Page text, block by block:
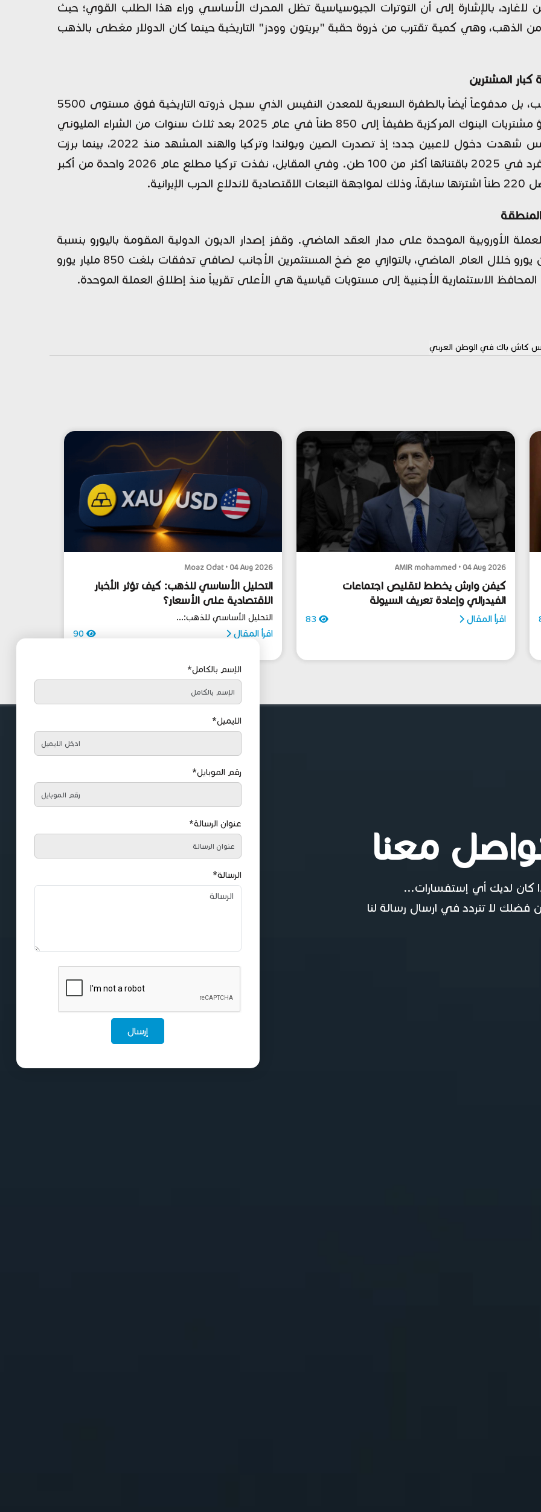
لاغارد، بالإشارة إلى أن التوترات الجيوسياسية تظل المحرك الأساسي وراء هذا الطلب القوي؛ حيث
حالياً أكثر من 36 ألف طن من الذهب، وهي كمية تقترب من ذروة حقبة "بريتون وودز" التاريخية حينما كان الدولار مغطى بالذهب
المشترين
لم يكن الصعود نتيجة الكميات المشتراة فحسب، بل مدفوعاً أيضاً بالطفرة السعرية للمعدن النفيس الذي سجل ذروته التاريخية فوق مستوى 5500
دولار للأونصة في يناير الماضي. وبرغم تباطؤ مشتريات البنوك المركزية طفيفاً إلى 850 طناً في عام 2025 بعد ثلاث سنوات من الشراء المليوني
(فوق 1000 طن سنوياً)، إلا أن خريطة التكديس شهدت دخول لاعبين جدد؛ إذ تصدرت الصين وبولندا وتركيا والهند المشهد منذ 2022، بينما برزت
شركة "تيثر" للعملات الرقمية كأكبر مشترٍ منفرد في 2025 باقتنائها أكثر من 100 طن. وفي المقابل، نفذت تركيا مطلع عام 2026 واحدة من أكبر
للعملة الأوروبية الموحدة على مدار العقد الماضي. وقفز إصدار الديون الدولية المقومة باليورو بنسبة
30% ليصل إلى مستوى قياسي ناهز تريليون يورو خلال العام الماضي، بالتوازي مع ضخ المستثمرين الأجانب لصافي تدفقات بلغت 850 مليار يورو
الاستثمارية الأجنبية إلى مستويات قياسية هي الأعلى تقريباً منذ إطلاق العملة الموحدة.
كاش باك في الوطن العربي
AMIR mohammed • 04 Aug 2026
كيفن وارش يخطط لتقليص اجتماعات
الفيدرالي وإعادة تعريف السيولة
اقرأ المقال 83
Moaz Odat • 04 Aug 2026
التحليل الأساسي للذهب: كيف تؤثر الأخبار
الاقتصادية على الأسعار؟
التحليل الأساسي للذهب:...
اقرأ المقال 90
معنا
كان لديك أي إستفسارات...
فضلك لا تتردد في ارسال رسالة لنا
الإسم بالكامل*
الايميل*
رقم الموبايل*
عنوان الرسالة*
الرسالة*
إرسال